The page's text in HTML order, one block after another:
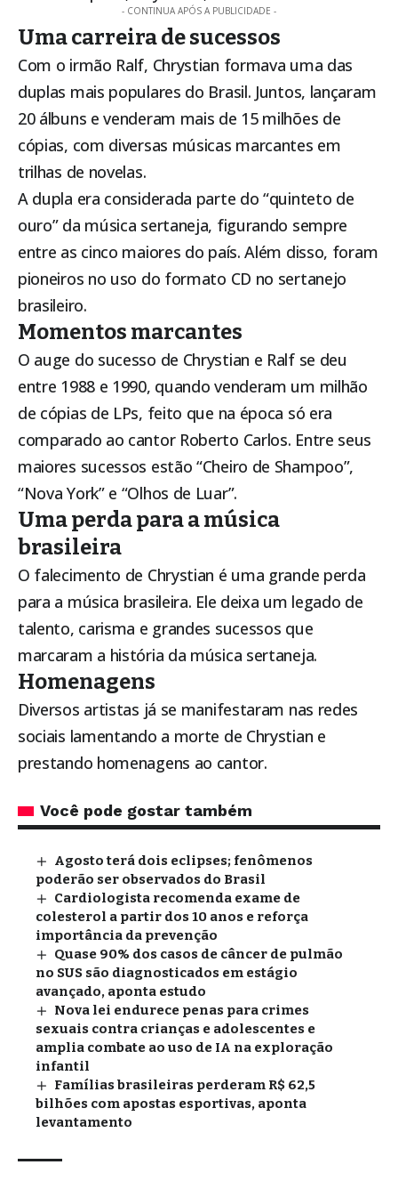
- CONTINUA APÓS A PUBLICIDADE -
Uma carreira de sucessos
Com o irmão Ralf, Chrystian formava uma das
duplas mais populares do Brasil. Juntos, lançaram
20 álbuns e venderam mais de 15 milhões de
cópias, com diversas músicas marcantes em
trilhas de novelas.
A dupla era considerada parte do “quinteto de
ouro” da música sertaneja, figurando sempre
entre as cinco maiores do país. Além disso, foram
pioneiros no uso do formato CD no sertanejo
brasileiro.
Momentos marcantes
O auge do sucesso de Chrystian e Ralf se deu
entre 1988 e 1990, quando venderam um milhão
de cópias de LPs, feito que na época só era
comparado ao cantor Roberto Carlos. Entre seus
maiores sucessos estão “Cheiro de Shampoo”,
“Nova York” e “Olhos de Luar”.
Uma perda para a música
brasileira
O falecimento de Chrystian é uma grande perda
para a música brasileira. Ele deixa um legado de
talento, carisma e grandes sucessos que
marcaram a história da música sertaneja.
Homenagens
Diversos artistas já se manifestaram nas redes
sociais lamentando a morte de Chrystian e
prestando homenagens ao cantor.
Você pode gostar também
Agosto terá dois eclipses; fenômenos
poderão ser observados do Brasil
Cardiologista recomenda exame de
colesterol a partir dos 10 anos e reforça
importância da prevenção
Quase 90% dos casos de câncer de pulmão
no SUS são diagnosticados em estágio
avançado, aponta estudo
Nova lei endurece penas para crimes
sexuais contra crianças e adolescentes e
amplia combate ao uso de IA na exploração
infantil
Famílias brasileiras perderam R$ 62,5
bilhões com apostas esportivas, aponta
levantamento